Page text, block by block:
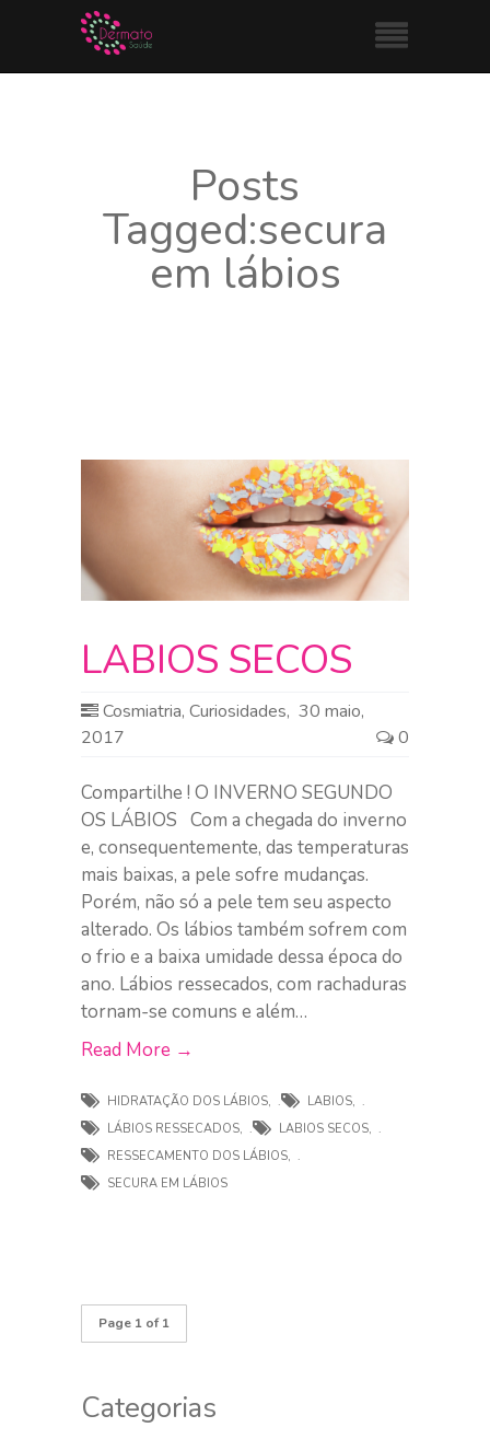
Posts
Tagged:secura
em lábios
LABIOS SECOS
Cosmiatria, Curiosidades, 30 maio,
2017
0
Compartilhe ! O INVERNO SEGUNDO
OS LÁBIOS Com a chegada do inverno
e, consequentemente, das temperaturas
mais baixas, a pele sofre mudanças.
Porém, não só a pele tem seu aspecto
alterado. Os lábios também sofrem com
o frio e a baixa umidade dessa época do
ano. Lábios ressecados, com rachaduras
tornam-se comuns e além…
Read More →
HIDRATAÇÃO DOS LÁBIOS, LABIOS,
LÁBIOS RESSECADOS, LABIOS SECOS,
RESSECAMENTO DOS LÁBIOS,
SECURA EM LÁBIOS
Page 1 of 1
Categorias